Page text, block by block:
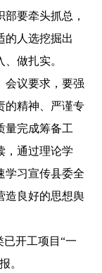
要牵头抓总，
的人选挖掘出
做扎实。
议要求，要强
的精神、严谨专
量完成筹备工
，通过理论学
学习宣传县委全
造良好的思想舆
开工项目“一
。